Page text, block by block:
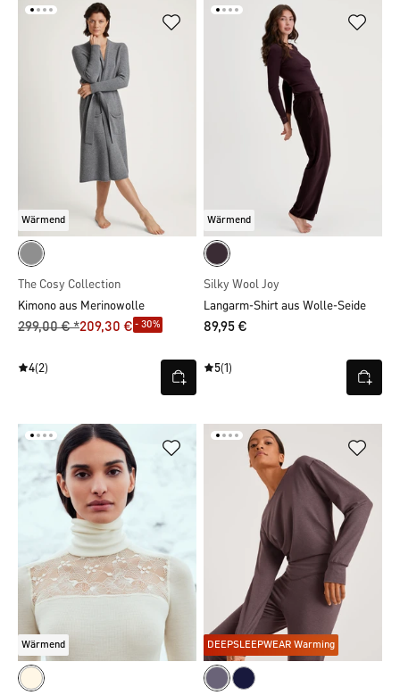
Wärmend
The Cosy Collection
Kimono aus Merinowolle
299,00 € *209,30 € - 30%
4(2)
Wärmend
Silky Wool Joy
Langarm-Shirt aus Wolle-Seide
89,95 €
5(1)
Wärmend DEEPSLEEPWEAR Warming